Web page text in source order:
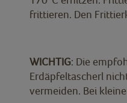
frittieren. Den
WICHTIG: Die
Erdäpfeltascherl
vermeiden. Bei